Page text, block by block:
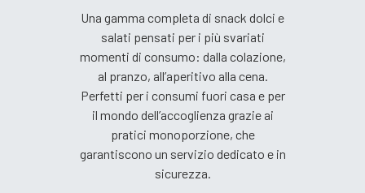
Una gamma completa di snack dolci e
salati pensati per i più svariati
momenti di consumo: dalla colazione,
al pranzo, all’aperitivo alla cena.
Perfetti per i consumi fuori casa e per
il mondo dell’accoglienza grazie ai
pratici monoporzione, che
garantiscono un servizio dedicato e in
sicurezza.